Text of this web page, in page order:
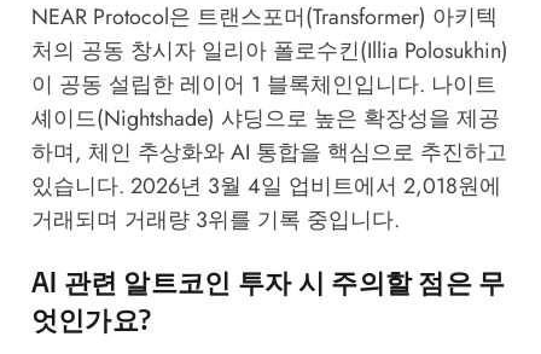
NEAR Protocol은 트랜스포머(Transformer) 아키텍
처의 공동 창시자 일리아 폴로수킨(Illia Polosukhin)
이 공동 설립한 레이어 1 블록체인입니다. 나이트
셰이드(Nightshade) 샤딩으로 높은 확장성을 제공
하며, 체인 추상화와 AI 통합을 핵심으로 추진하고
있습니다. 2026년 3월 4일 업비트에서 2,018원에
거래되며 거래량 3위를 기록 중입니다.
AI 관련 알트코인 투자 시 주의할 점은 무
엇인가요?